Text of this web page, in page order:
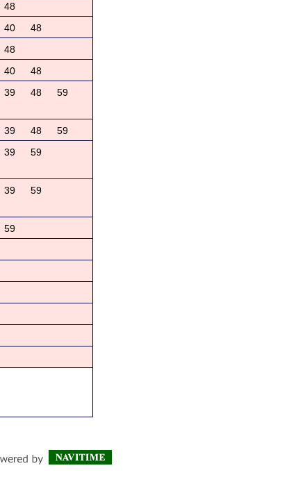
48
40
48
48
40 48
39 48 59
39 48 59
39 59
39 59
59